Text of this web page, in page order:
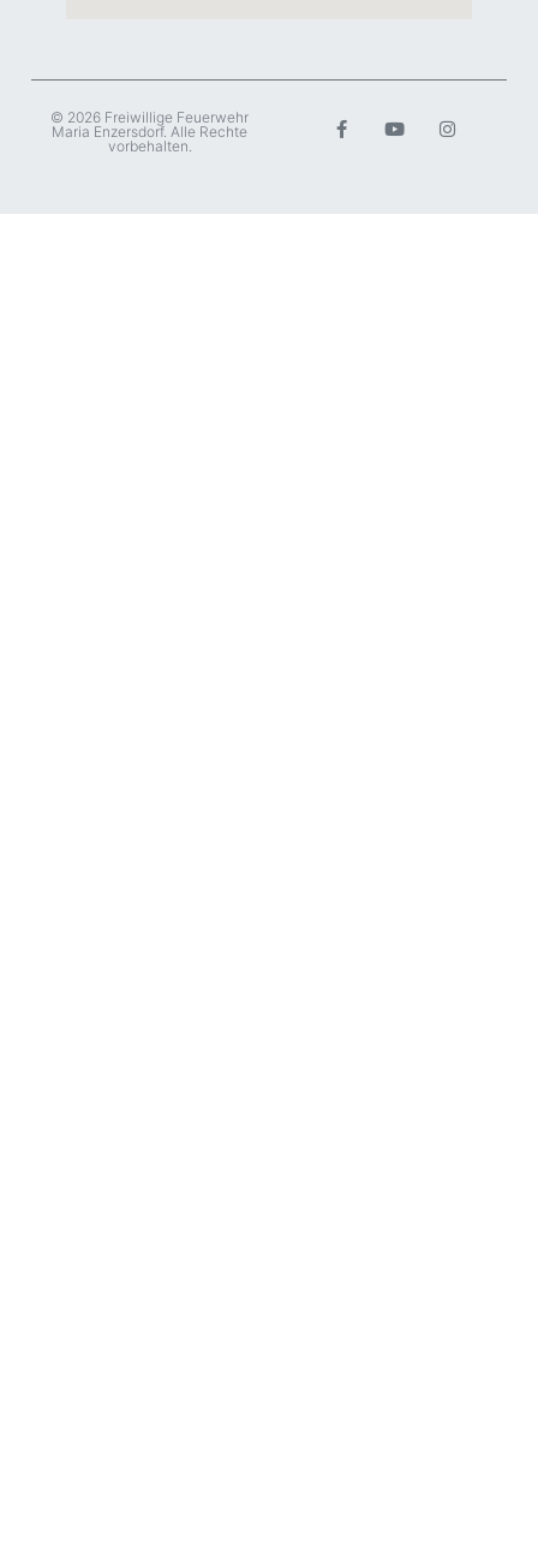
© 2026 Freiwillige Feuerwehr
Maria Enzersdorf. Alle Rechte
vorbehalten.